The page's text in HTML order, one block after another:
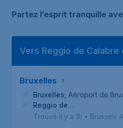
Partez l’esprit tranquille
Vers Reggio de Calabre
Bruxelles
Bruxelles Aéroport de
Reggio de
Calabre, Aéroport de
Trouvé il y a 1h • Brussels